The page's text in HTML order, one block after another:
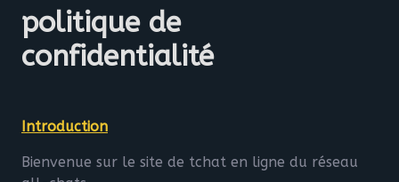
politique de
confidentialité
Introduction
Bienvenue sur le site de tchat en ligne du réseau